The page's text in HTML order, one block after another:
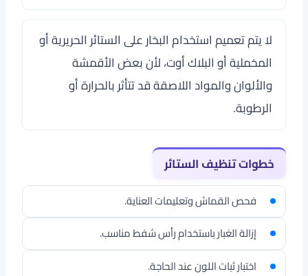
لا يتم تعميم استخدام البخار على الستائر الحريرية أو
المخملية أو البلاك أوت، لأن بعض الأقمشة
والألوان والمواد اللاصقة قد تتأثر بالحرارة أو
الرطوبة.
خطوات تنظيف الستائر
فحص القماش وتعليمات العناية.
إزالة الغبار باستخدام رأس شفط مناسب.
اختبار ثبات اللون عند الحاجة.